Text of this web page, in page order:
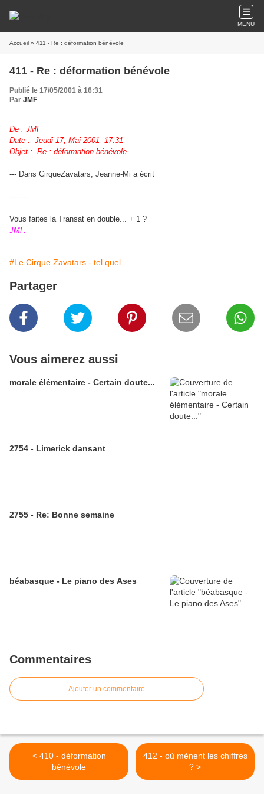
MENU
Accueil » 411 - Re : déformation bénévole
411 - Re : déformation bénévole
Publié le 17/05/2001 à 16:31
Par JMF
De : JMF
Date : Jeudi 17, Mai 2001 17:31
Objet : Re : déformation bénévole
--- Dans CirqueZavatars, Jeanne-Mi a écrit
--------
Vous faites la Transat en double... + 1 ?
JMF.
#Le Cirque Zavatars - tel quel
Partager
Vous aimerez aussi
morale élémentaire - Certain doute...
2754 - Limerick dansant
2755 - Re: Bonne semaine
béabasque - Le piano des Ases
Commentaires
Ajouter un commentaire
< 410 - déformation
bénévole
412 - où mènent les chiffres
? >